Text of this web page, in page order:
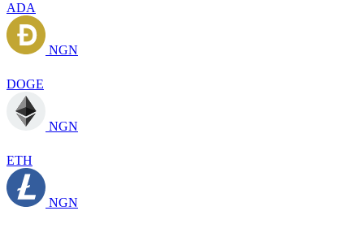
ADA
NGN
DOGE
NGN
ETH
NGN